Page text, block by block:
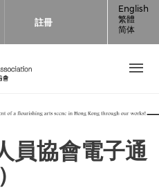
on youtube
media on
media on
註冊
English
繁體
简体
員協會電子通